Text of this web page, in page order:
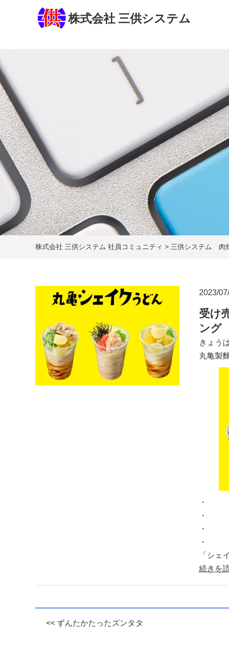
株式会社 三供システム
株式会社 三供システム 社員コミュニティ > 三供システム 肉
2023/
受け
ング
きょう
丸亀製
・
・
・
・
「シェ
続きを
<< ずんたかたったズンタタ